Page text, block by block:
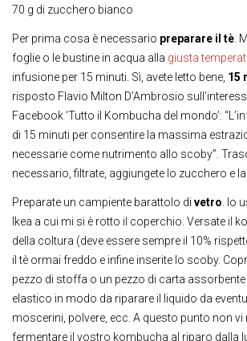
70 g di zucchero bianco
Per prima cosa è necessario preparare il tè .
foglie o le bustine in acqua alla giusta
infusione per 15 minuti. Sì, avete letto bene, 15
risposto Flavio Milton D’Ambrosio
Facebook ‘Tutto il Kombucha del mondo’:
di 15 minuti per consentire la massima
necessarie come nutrimento allo scoby”.
necessario, filtrate, aggiungete lo zucchero e
Preparate un campiente barattolo di vetro . Io
Ikea a cui mi si è rotto il coperchio. Versate il
della coltura (deve essere sempre il 10%
il tè ormai freddo e infine inserite lo scoby.
pezzo di stoffa o un pezzo di carta
elastico in modo da riparare il liquido da
moscerini, polvere, ecc. A questo punto non
fermentare il vostro kombucha al riparo dalla